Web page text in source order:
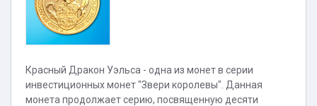
Красный Дракон Уэльса - одна из монет в серии
инвестиционных монет "Звери королевы". Данная
монета продолжает серию, посвященную десяти